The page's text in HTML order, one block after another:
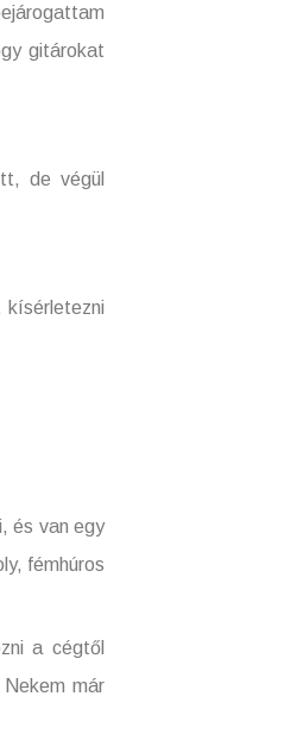
gitárokat
de végül
kísérletezni
és van egy
fémhúros
a cégtől
már